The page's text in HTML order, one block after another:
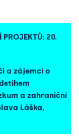
PROJEKTŮ: 20.
a zájemci o
a zahraniční
Láška,